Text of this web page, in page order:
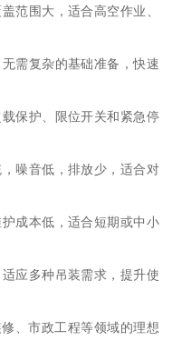
范围大，适合高空作业、
需复杂的基础准备，快速
保护、限位开关和紧急停
噪音低，排放少，适合对
成本低，适合短期或中小
应多种吊装需求，提升使
、市政工程等领域的理想